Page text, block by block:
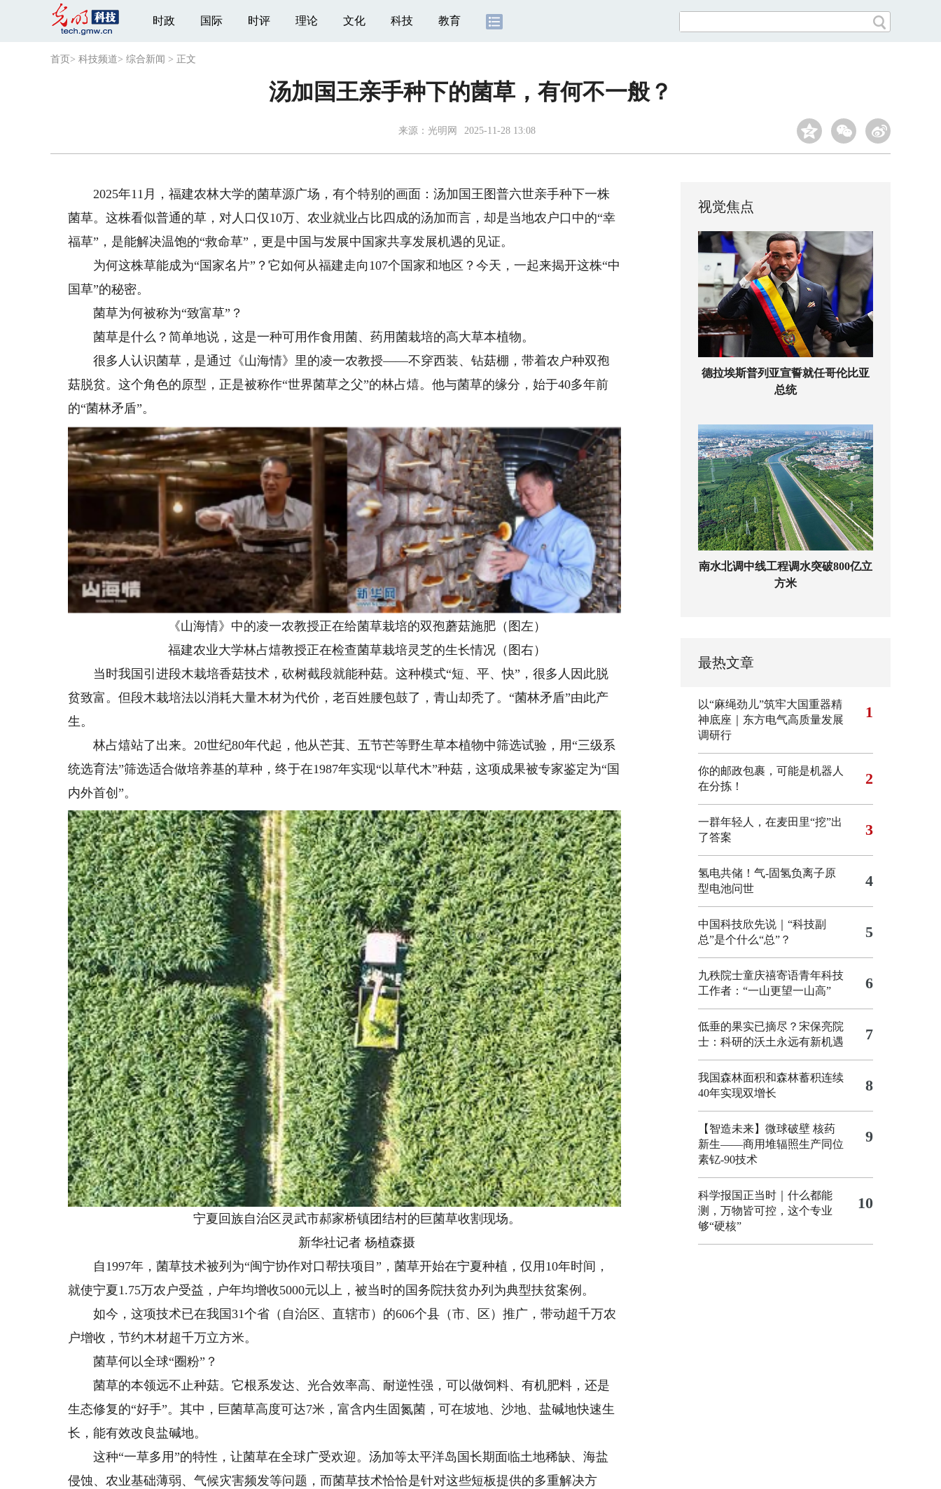
时政 国际 时评 理论 文化 科技 教育
首页 > 科技频道> 综合新闻 > 正文
汤加国王亲手种下的菌草，有何不一般？
来源： 光明网 2025-11-28 13:08
2025年11月，福建农林大学的菌草源广场，有个特别的画面：汤加国王图普六世亲手种下一株
菌草。这株看似普通的草，对人口仅10万、农业就业占比四成的汤加而言，却是当地农户口中的“幸
福草”，是能解决温饱的“救命草”，更是中国与发展中国家共享发展机遇的见证。
为何这株草能成为“国家名片”？它如何从福建走向107个国家和地区？今天，一起来揭开这株“中
国草”的秘密。
菌草为何被称为“致富草”？
菌草是什么？简单地说，这是一种可用作食用菌、药用菌栽培的高大草本植物。
很多人认识菌草，是通过《山海情》里的凌一农教授——不穿西装、钻菇棚，带着农户种双孢
菇脱贫。这个角色的原型，正是被称作“世界菌草之父”的林占熺。他与菌草的缘分，始于40多年前
的“菌林矛盾”。
《山海情》中的凌一农教授正在给菌草栽培的双孢蘑菇施肥（图左）
福建农业大学林占熺教授正在检查菌草栽培灵芝的生长情况（图右）
当时我国引进段木栽培香菇技术，砍树截段就能种菇。这种模式“短、平、快”，很多人因此脱
贫致富。但段木栽培法以消耗大量木材为代价，老百姓腰包鼓了，青山却秃了。“菌林矛盾”由此产
生。
林占熺站了出来。20世纪80年代起，他从芒萁、五节芒等野生草本植物中筛选试验，用“三级系
统选育法”筛选适合做培养基的草种，终于在1987年实现“以草代木”种菇，这项成果被专家鉴定为“国
内外首创”。
宁夏回族自治区灵武市郝家桥镇团结村的巨菌草收割现场。
新华社记者 杨植森摄
自1997年，菌草技术被列为“闽宁协作对口帮扶项目”，菌草开始在宁夏种植，仅用10年时间，
就使宁夏1.75万农户受益，户年均增收5000元以上，被当时的国务院扶贫办列为典型扶贫案例。
如今，这项技术已在我国31个省（自治区、直辖市）的606个县（市、区）推广，带动超千万农
户增收，节约木材超千万立方米。
菌草何以全球“圈粉”？
菌草的本领远不止种菇。它根系发达、光合效率高、耐逆性强，可以做饲料、有机肥料，还是
生态修复的“好手”。其中，巨菌草高度可达7米，富含内生固氮菌，可在坡地、沙地、盐碱地快速生
长，能有效改良盐碱地。
这种“一草多用”的特性，让菌草在全球广受欢迎。汤加等太平洋岛国长期面临土地稀缺、海盐
侵蚀、农业基础薄弱、气候灾害频发等问题，而菌草技术恰恰是针对这些短板提供的多重解决方
视觉焦点
德拉埃斯普列亚宣誓就任哥伦比亚
总统
南水北调中线工程调水突破800亿立
方米
最热文章
以“麻绳劲儿”筑牢大国重器精
神底座｜东方电气高质量发展
调研行
1
你的邮政包裹，可能是机器人
在分拣！
2
一群年轻人，在麦田里“挖”出
了答案
3
氢电共储！气-固氢负离子原
型电池问世
4
中国科技欣先说｜“科技副
总”是个什么“总”？
5
九秩院士童庆禧寄语青年科技
工作者：“一山更望一山高”
6
低垂的果实已摘尽？宋保亮院
士：科研的沃土永远有新机遇
7
我国森林面积和森林蓄积连续
40年实现双增长
8
【智造未来】微球破壁 核药
新生——商用堆辐照生产同位
素钇-90技术
9
科学报国正当时｜什么都能
测，万物皆可控，这个专业
够“硬核”
10